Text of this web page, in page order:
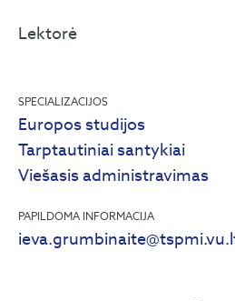
Lektorė
SPECIALIZACIJOS
Europos studijos
Tarptautiniai santykiai
Viešasis administravimas
PAPILDOMA INFORMACIJA